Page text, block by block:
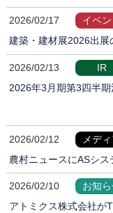
2026/02/17
イベン
建築・建材展2026出展
2026/02/13
IR
2026年3月期第3四半期
2026/02/12
メデ
農村ニュースにASシ
2026/02/10
お知
アトミクス株式会社が